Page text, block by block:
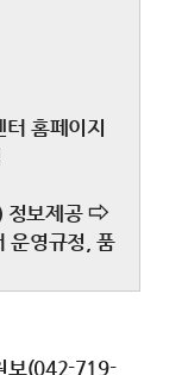
홈페이지
정보제공 ⇨
운영규정, 품
보(042-719-